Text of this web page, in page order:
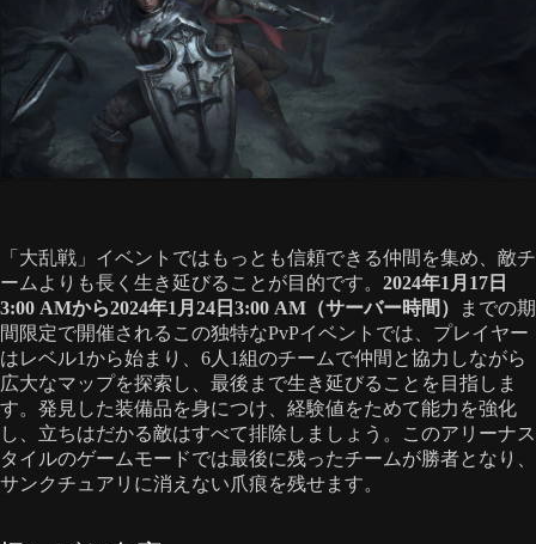
「大乱戦」イベントではもっとも信頼できる仲間を集め、敵チ
ームよりも長く生き延びることが目的です。 2024年1月17日
3:00 AMから2024年1月24日3:00 AM（サーバー時間）
までの期
間限定で開催されるこの独特なPvPイベントでは、プレイヤー
はレベル1から始まり、6人1組のチームで仲間と協力しながら
広大なマップを探索し、最後まで生き延びることを目指しま
す。発見した装備品を身につけ、経験値をためて能力を強化
し、立ちはだかる敵はすべて排除しましょう。このアリーナス
タイルのゲームモードでは最後に残ったチームが勝者となり、
サンクチュアリに消えない爪痕を残せます。